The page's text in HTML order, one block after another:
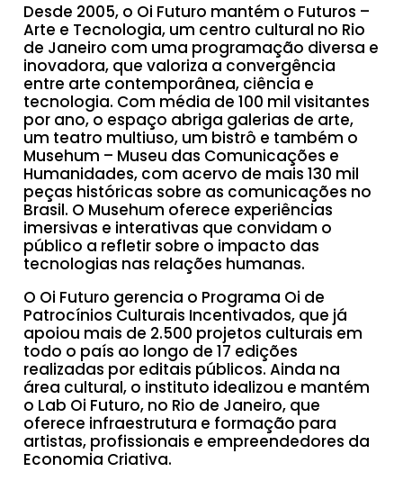
Desde 2005, o Oi Futuro mantém o Futuros –
Arte e Tecnologia, um centro cultural no Rio
de Janeiro com uma programação diversa e
inovadora, que valoriza a convergência
entre arte contemporânea, ciência e
tecnologia. Com média de 100 mil visitantes
por ano, o espaço abriga galerias de arte,
um teatro multiuso, um bistrô e também o
Musehum – Museu das Comunicações e
Humanidades, com acervo de mais 130 mil
peças históricas sobre as comunicações no
Brasil. O Musehum oferece experiências
imersivas e interativas que convidam o
público a refletir sobre o impacto das
tecnologias nas relações humanas.
O Oi Futuro gerencia o Programa Oi de
Patrocínios Culturais Incentivados, que já
apoiou mais de 2.500 projetos culturais em
todo o país ao longo de 17 edições
realizadas por editais públicos. Ainda na
área cultural, o instituto idealizou e mantém
o Lab Oi Futuro, no Rio de Janeiro, que
oferece infraestrutura e formação para
artistas, profissionais e empreendedores da
Economia Criativa.